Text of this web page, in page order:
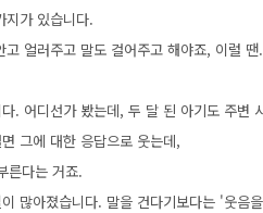
지가 있습니다.
얼러주고 말도 걸어주고 해야죠, 이럴 땐.
. 어디선가 봤는데, 두 달 된 아기도 주변
그에 대한 응답으로 웃는데,
른다는 거죠.
많아졌습니다. 말을 건다기보다는 '웃음